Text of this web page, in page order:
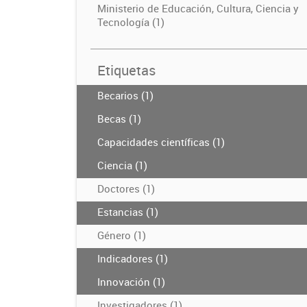
Ministerio de Educación, Cultura, Ciencia y
Tecnología (1)
Etiquetas
Becarios (1)
Becas (1)
Capacidades científicas (1)
Ciencia (1)
Doctores (1)
Estancias (1)
Género (1)
Indicadores (1)
Innovación (1)